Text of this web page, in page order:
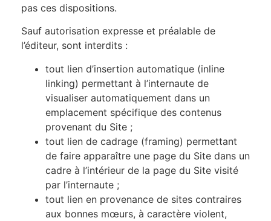
pas ces dispositions.
Sauf autorisation expresse et préalable de
l’éditeur, sont interdits :
tout lien d’insertion automatique (inline
linking) permettant à l’internaute de
visualiser automatiquement dans un
emplacement spécifique des contenus
provenant du Site ;
tout lien de cadrage (framing) permettant
de faire apparaître une page du Site dans un
cadre à l’intérieur de la page du Site visité
par l’internaute ;
tout lien en provenance de sites contraires
aux bonnes mœurs, à caractère violent,